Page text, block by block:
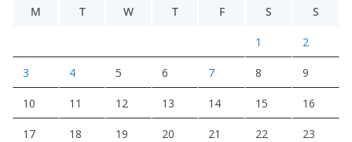
M
T W T F S S
1 2
3 4 5 6 7 8 9
10 11 12 13 14 15 16
17 18 19 20 21 22 23